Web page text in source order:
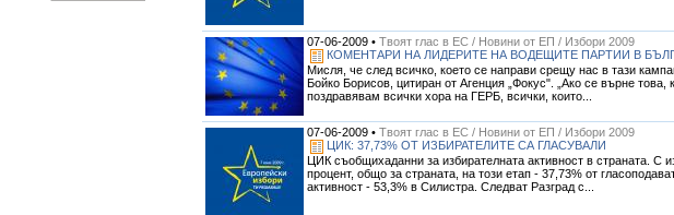
07-06-2009 • Твоят глас в ЕС / Новини от ЕП / Избори 2009
КОМЕНТАРИ НА ЛИДЕРИТЕ НА ВОДЕЩИТЕ ПАРТИИ В
Мисля, че след всичко, което се направи срещу нас в тази
Бойко Борисов, цитиран от Агенция „Фокус". „Ако се върне
поздравявам всички хора на ГЕРБ, всички, които...
07-06-2009 • Твоят глас в ЕС / Новини от ЕП / Избори 2009
ЦИК: 37,73% ОТ ИЗБИРАТЕЛИТЕ СА ГЛАСУВАЛИ
ЦИК съобщихаданни за избирателната активност в страната. С
процент, общо за страната, на този етап - 37,73% от
активност - 53,3% в Силистра. Следват Разград с...